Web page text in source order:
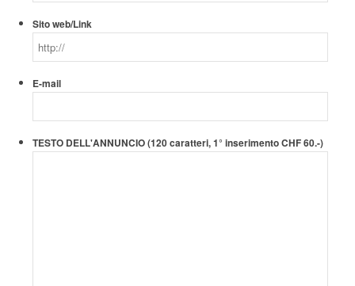
Sito web/Link
E-mail
TESTO DELL'ANNUNCIO (120 caratteri, 1° inserimento CHF 60.-)